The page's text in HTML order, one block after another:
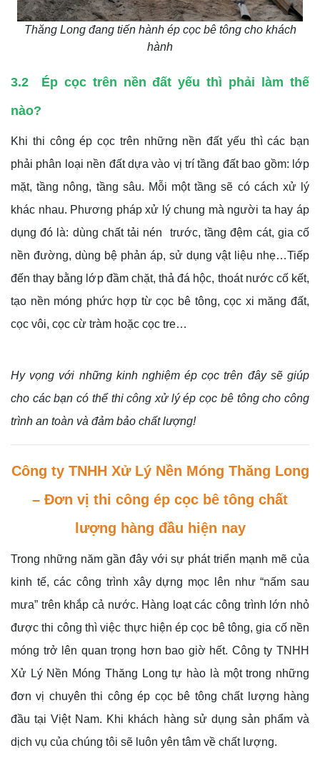
Thăng Long đang tiến hành ép cọc bê tông cho khách
hành
3.2 Ép cọc trên nền đất yếu thì phải làm thế
nào?
Khi thi công ép cọc trên những nền đất yếu thì các bạn
phải phân loại nền đất dựa vào vị trí tầng đất bao gồm: lớp
mặt, tầng nông, tầng sâu. Mỗi một tầng sẽ có cách xử lý
khác nhau. Phương pháp xử lý chung mà người ta hay áp
dụng đó là: dùng chất tải nén trước, tầng đệm cát, gia cố
nền đường, dùng bệ phản áp, sử dụng vật liệu nhẹ…Tiếp
đến thay bằng lớp đầm chặt, thả đá hộc, thoát nước cố kết,
tạo nền móng phức hợp từ cọc bê tông, cọc xi măng đất,
cọc vôi, cọc cừ tràm hoặc cọc tre…
Hy vọng với những kinh nghiệm ép cọc trên đây sẽ giúp
cho các bạn có thể thi công xử lý ép cọc bê tông cho công
trình an toàn và đảm bảo chất lượng!
Công ty TNHH Xử Lý Nền Móng Thăng Long
– Đơn vị thi công ép cọc bê tông chất
lượng hàng đầu hiện nay
Trong những năm gần đây với sự phát triển mạnh mẽ của
kinh tế, các công trình xây dựng mọc lên như “nấm sau
mưa” trên khắp cả nước. Hàng loạt các công trình lớn nhỏ
được thi công thì việc thực hiện ép cọc bê tông, gia cố nền
móng trở lên quan trọng hơn bao giờ hết. Công ty TNHH
Xử Lý Nền Móng Thăng Long tự hào là một trong những
đơn vị chuyên thi công ép cọc bê tông chất lượng hàng
đầu tại Việt Nam. Khi khách hàng sử dụng sản phẩm và
dịch vụ của chúng tôi sẽ luôn yên tâm về chất lượng.